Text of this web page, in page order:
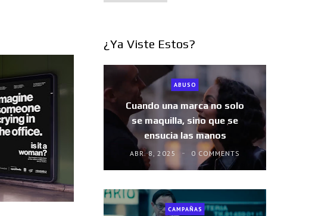
¿Ya Viste Estos?
ABUSO
Cuando una marca no solo
se maquilla, sino que se
ensucia las manos
ABR. 8, 2025 0 COMMENTS
CAMPAÑAS